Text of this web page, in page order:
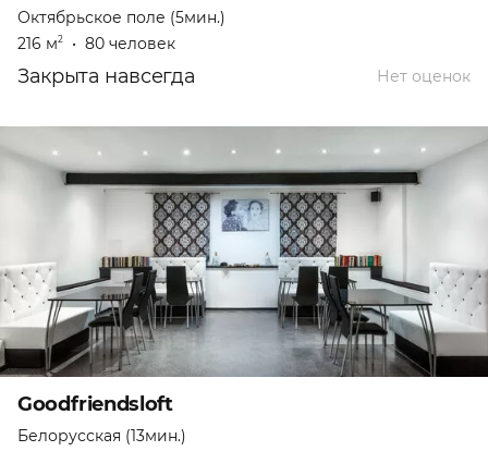
Октябрьское поле (5мин.)
216 м2 • 80 человек
Нет оценок
Закрыта навсегда
Goodfriendsloft
Белорусская (13мин.)